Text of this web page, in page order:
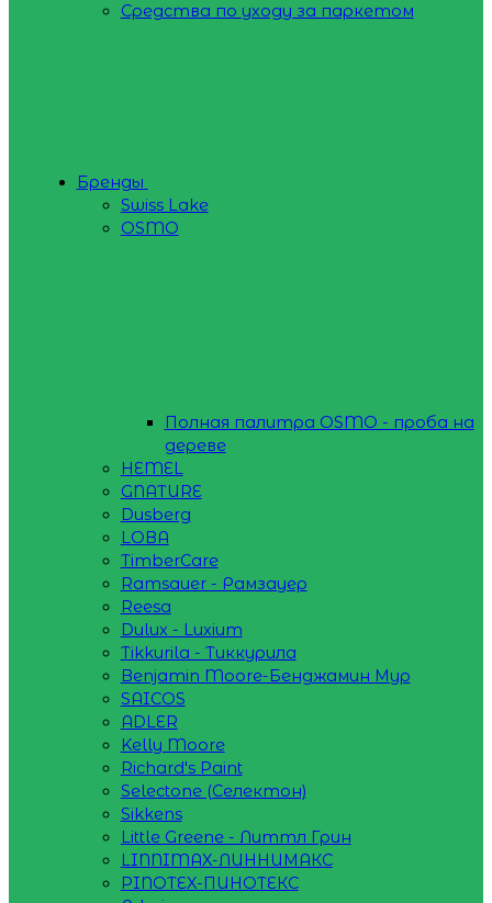
Средства по уходу за паркетом
Бренды
Swiss Lake
OSMO
Полная палитра OSMO - проба на
дереве
HEMEL
GNATURE
Dusberg
LOBA
TimberCare
Ramsauer - Рамзауер
Reesa
Dulux - Luxium
Tikkurila - Тиккурила
Benjamin Moore-Бенджамин Мур
SAICOS
ADLER
Kelly Moore
Richard's Paint
Selectone (Селектон)
Sikkens
Little Greene - Литтл Грин
LINNIMAX-ЛИННИМАКС
PINOTEX-ПИНОТЕКС